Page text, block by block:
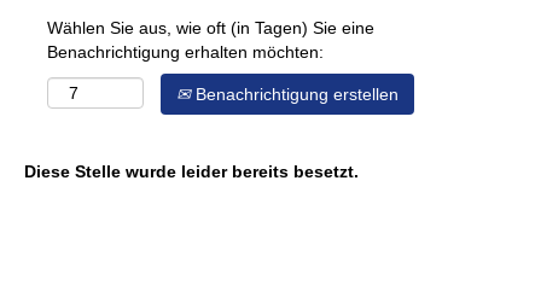
Wählen Sie aus, wie oft (in Tagen) Sie eine
Benachrichtigung erhalten möchten:
Benachrichtigung erstellen
Diese Stelle wurde leider bereits besetzt.